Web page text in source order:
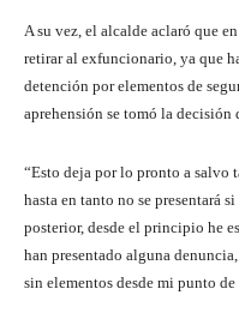
A su vez, el alcalde aclaró que
retirar al exfuncionario, ya que
detención por elementos de
aprehensión se tomó la decisión
“Esto deja por lo pronto a salvo
hasta en tanto no se presentará
posterior, desde el principio he
han presentado alguna
sin elementos desde mi punto de